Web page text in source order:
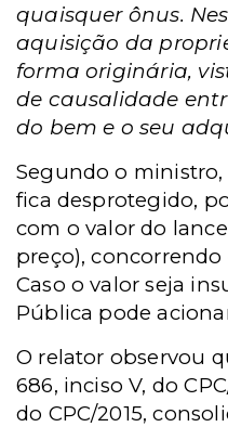
quaisquer ônus.
aquisição da
forma originária,
de causalidade
do bem e o seu
Segundo o
fica desprotegido,
com o valor do
preço),
Caso o valor seja
Pública pode
O relator observou
686, inciso V, do
do CPC/2015,